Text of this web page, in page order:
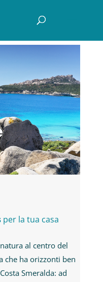
per la tua casa
al centro del
che ha orizzonti ben
Smeralda: ad